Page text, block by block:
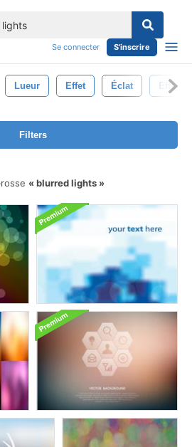
Se connecter S'inscrire
Lueur Effet Éclat Effets
Filters
blurred lights